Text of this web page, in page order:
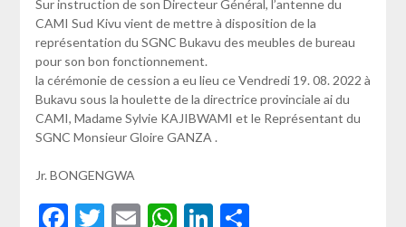
Sur instruction de son Directeur Général, l’antenne du
CAMI Sud Kivu vient de mettre à disposition de la
représentation du SGNC Bukavu des meubles de bureau
pour son bon fonctionnement.
la cérémonie de cession a eu lieu ce Vendredi 19. 08. 2022 à
Bukavu sous la houlette de la directrice provinciale ai du
CAMI, Madame Sylvie KAJIBWAMI et le Représentant du
SGNC Monsieur Gloire GANZA .
Jr. BONGENGWA
Facebook
Twitter
EmailWhatsApp
LinkedIn
Partager